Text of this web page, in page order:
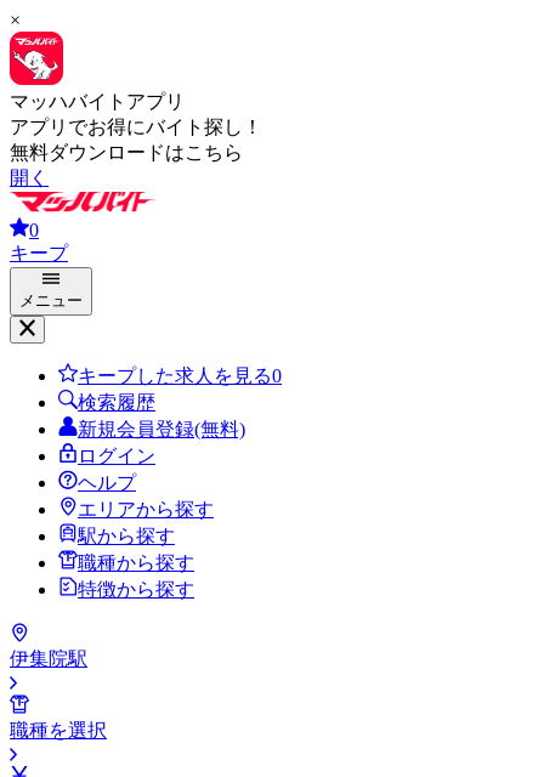
×
マッハバイトアプリ
アプリでお得にバイト探し！
無料ダウンロードはこちら
開く
0
キープ
メニュー
キープした求人を見る0
検索履歴
新規会員登録(無料)
ログイン
ヘルプ
エリアから探す
駅から探す
職種から探す
特徴から探す
伊集院駅
職種を選択